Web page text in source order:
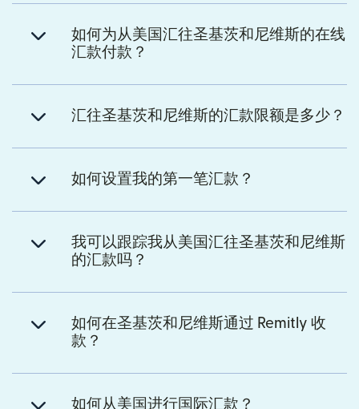
如何为从美国汇往圣基茨和尼维斯的在线
汇款付款？
汇往圣基茨和尼维斯的汇款限额是多少？
如何设置我的第一笔汇款？
我可以跟踪我从美国汇往圣基茨和尼维斯
的汇款吗？
如何在圣基茨和尼维斯通过 Remitly 收
款？
如何从美国进行国际汇款？